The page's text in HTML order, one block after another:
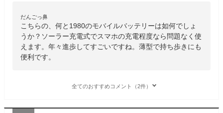
だんごっ鼻
こちらの、何と1980のモバイルバッテリーは如何でしょ
うか？ソーラー充電式でスマホの充電程度なら問題なく使
えます。年々進歩してすごいですね。薄型で持ち歩きにも
便利です。
全てのおすすめコメント（2件）